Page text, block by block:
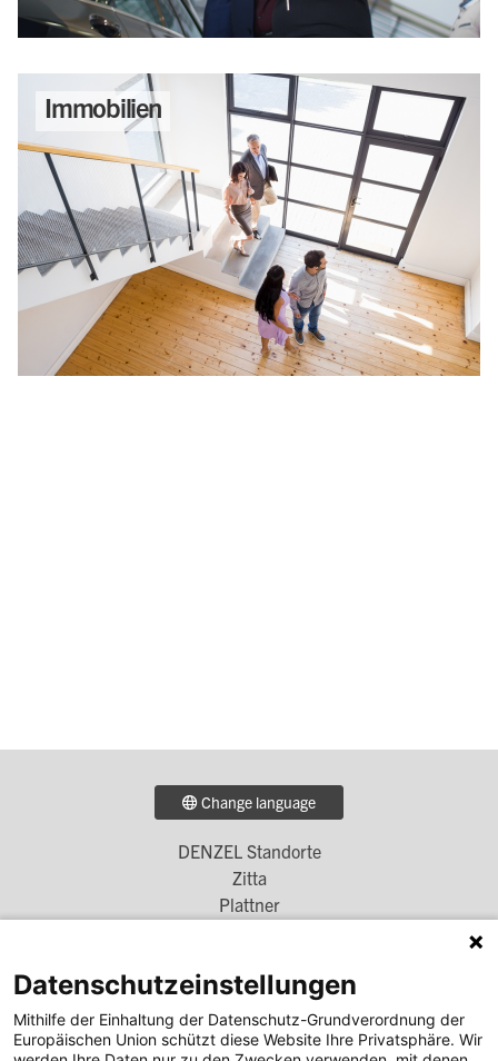
Immobilien
Change language
Menü
DENZEL Standorte
Zitta
Plattner
Unterberger Denzel
Höglinger Denzel
DENZEL Bank
Datenschutzeinstellungen
Mithilfe der Einhaltung der Datenschutz-Grundverordnung der
Europäischen Union schützt diese Website Ihre Privatsphäre. Wir